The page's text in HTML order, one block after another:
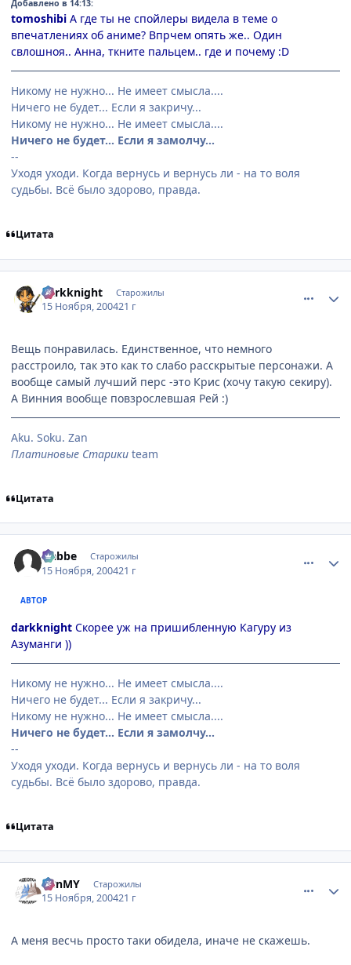
Добавлено в 14:13:
tomoshibi А где ты не спойлеры видела в теме о
впечатлениях об аниме? Впрчем опять же.. Один
свлошноя.. Анна, ткните пальцем.. где и почему :D
Никому не нужно... Не имеет смысла....
Ничего не будет... Если я закричу...
Никому не нужно... Не имеет смысла....
Ничего не будет... Если я замолчу...
--
Уходя уходи. Когда вернусь и вернусь ли - на то воля
судьбы. Всё было здорово, правда.
Цитата
darkknight Старожилы
15 Ноября, 200421 г
Вещь понравилась. Единственное, что немного
расстроило, так это как то слабо расскрытые персонажи. А
вообще самый лучший перс -это Крис (хочу такую секиру).
А Винния вообще повзрослевшая Рей :)
Aku. Soku. Zan
Платиновые Старики team
Цитата
Nabbe Старожилы
15 Ноября, 200421 г
АВТОР
darkknight Скорее уж на пришибленную Кагуру из
Азуманги ))
Никому не нужно... Не имеет смысла....
Ничего не будет... Если я закричу...
Никому не нужно... Не имеет смысла....
Ничего не будет... Если я замолчу...
--
Уходя уходи. Когда вернусь и вернусь ли - на то воля
судьбы. Всё было здорово, правда.
Цитата
BBnMY Старожилы
15 Ноября, 200421 г
А меня весчь просто таки обидела, иначе не скажешь.